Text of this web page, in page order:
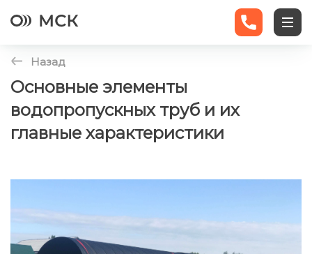
Экраны
Назад
Основные элементы
водопропускных труб и их
главные характеристики